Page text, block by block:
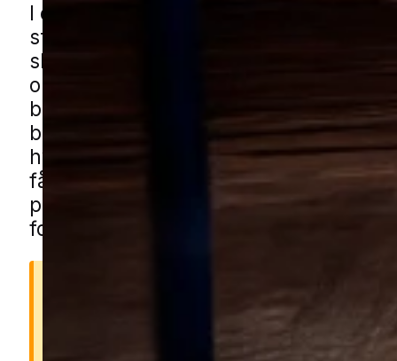
I en mindre by med blandede
stille villaveje og småbygninger som
skure og udhuse kan problemet let
opbevarede ting og derefter flytte
boligen. Også i huse med haver,
buskads og kompost er der ofte
hvor ting opbevares tæt og
få mølhjælp i Gjeller gennem vores
partnere. Udfyld blot formularen, og vi
forbinder dig med en lokal specialist.
Hvorfor er møl et